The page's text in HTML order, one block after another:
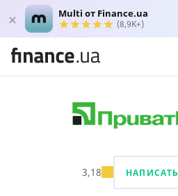
Multi от Finance.ua
(8,9K+)
3,18